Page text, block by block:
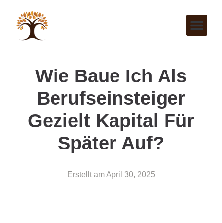
Wie Baue Ich Als
Berufseinsteiger
Gezielt Kapital Für
Später Auf?
Erstellt am April 30, 2025